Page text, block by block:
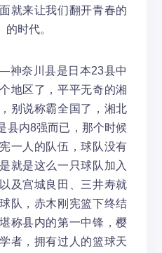
就来让我们翻开青春的
时代。
神奈川县是日本23县中
地区了，平平无奇的湘
别说称霸全国了，湘北
县内8强而已，那个时候
一人的队伍，球队没有
就是这么一只球队加入
及宫城良田、三井寿就
队，赤木刚宪篮下终结
称县内的第一中锋，樱
者，拥有过人的篮球天